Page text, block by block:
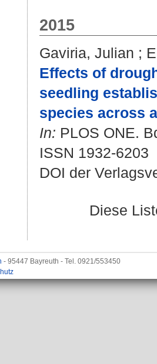
2015
Gaviria, Julian ;
Effects of
seedling
species across
In: PLOS ONE.
ISSN 1932-6203
DOI der
Diese
- 95447 Bayreuth - Tel. 0921/553450